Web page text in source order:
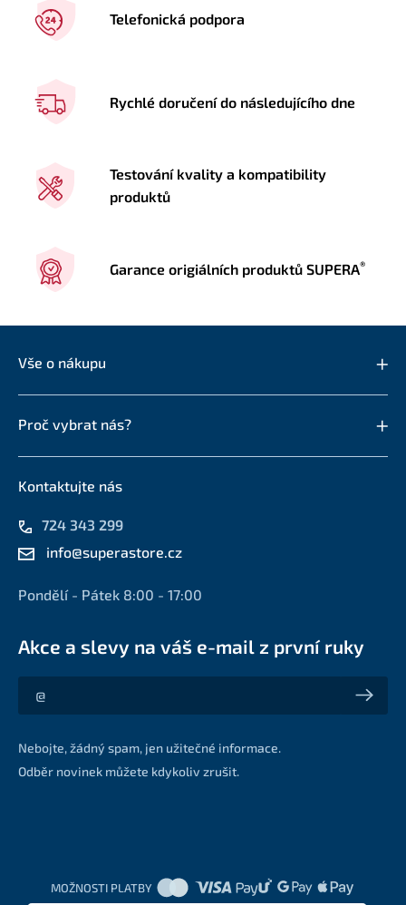
Telefonická podpora
Rychlé doručení do následujícího dne
Testování kvality a kompatibility
produktů
Garance origiálních produktů SUPERA®
Vše o nákupu
Proč vybrat nás?
Kontaktujte nás
724 343 299
info@superastore.cz
Pondělí - Pátek 8:00 - 17:00
Akce a slevy na váš e-mail z první ruky
Akce a slevy na váš e-mail z první ruky
Nebojte, žádný spam, jen užitečné informace.
Odběr novinek můžete kdykoliv zrušit.
MOŽNOSTI PLATBY